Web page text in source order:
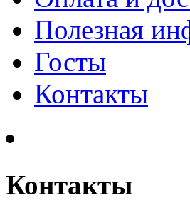
Полезная
Госты
Контакты
Контакты